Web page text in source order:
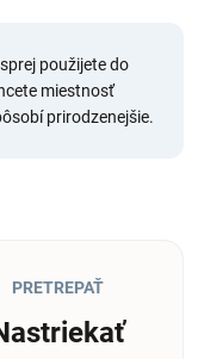
použijete do
miestnosť
prirodzenejšie.
PRETREPAŤ